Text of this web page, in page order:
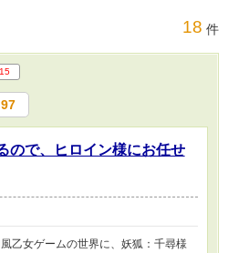
18 件
97
ので、ヒロイン様にお任せ
乙女ゲームの世界に、妖狐：千尋様